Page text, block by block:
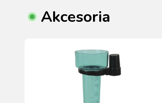
Akcesoria